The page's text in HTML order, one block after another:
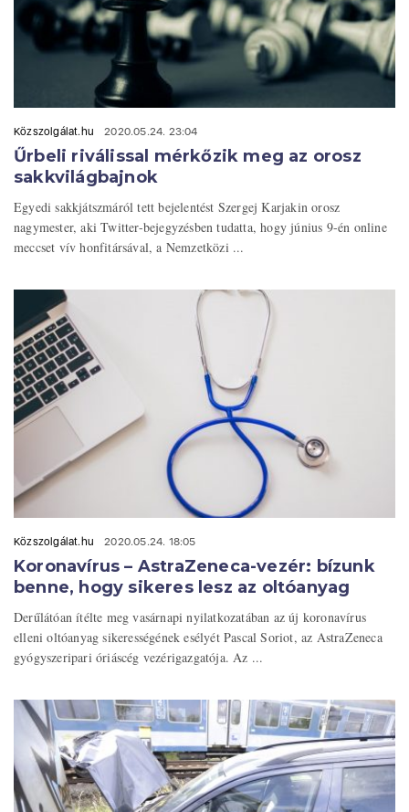
Közszolgálat.hu 2020.05.24. 23:04
Űrbeli riválissal mérkőzik meg az orosz
sakkvilágbajnok
Egyedi sakkjátszmáról tett bejelentést Szergej Karjakin orosz
nagymester, aki Twitter-bejegyzésben tudatta, hogy június 9-én online
meccset vív honfitársával, a Nemzetközi ...
Közszolgálat.hu 2020.05.24. 18:05
Koronavírus – AstraZeneca-vezér: bízunk
benne, hogy sikeres lesz az oltóanyag
Derűlátóan ítélte meg vasárnapi nyilatkozatában az új koronavírus
elleni oltóanyag sikerességének esélyét Pascal Soriot, az AstraZeneca
gyógyszeripari óriáscég vezérigazgatója. Az ...